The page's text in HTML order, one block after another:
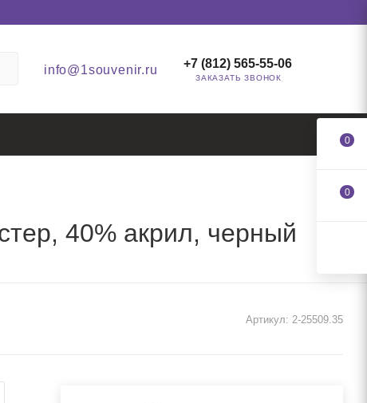
info@1souvenir.ru +7 (812) 565-55-06
ЗАКАЗАТЬ ЗВОНОК
40% акрил, черный
Артикул: 2-25509.35
0
0